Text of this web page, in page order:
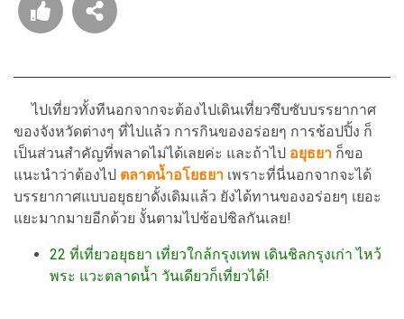
ไปเที่ยวทั้งทีนอกจากจะต้องไปเดินเที่ยวซึบซับบรรยากาศ
ของจังหวัดต่างๆ ที่ไปแล้ว การกินของอร่อยๆ การช้อปปิ้ง ก็
เป็นส่วนสำคัญที่พลาดไม่ได้เลยค่ะ และถ้าไป อยุธยา ก็ขอ
แนะนำว่าต้องไป ตลาดน้ำอโยธยา เพราะที่นี่นอกจากจะได้
บรรยากาศแบบอยุธยาดั้งเดิมแล้ว ยังได้ทานของอร่อยๆ เยอะ
แยะมากมายอีกด้วย งั้นตามไปช้อปชิลกันเลย!
22 ที่เที่ยวอยุธยา เที่ยวใกล้กรุงเทพ เดินชิลกรุงเก่า ไหว้
พระ แวะตลาดน้ำ วันเดียวก็เที่ยวได้!